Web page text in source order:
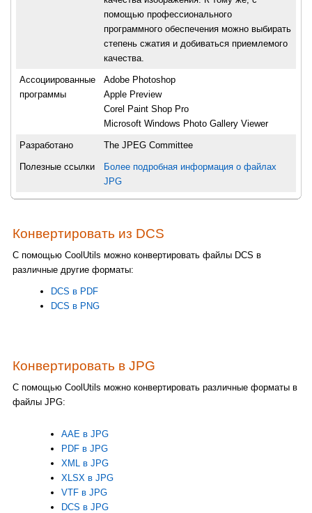
помощью профессионального
программного обеспечения можно выбирать
степень сжатия и добиваться приемлемого
качества.
Ассоциированные
программы
Adobe Photoshop
Apple Preview
Corel Paint Shop Pro
Microsoft Windows Photo Gallery Viewer
Разработано The JPEG Committee
Полезные ссылки
Более подробная информация о файлах
JPG
Конвертировать из DCS
С помощью CoolUtils можно конвертировать файлы DCS в
различные другие форматы:
DCS в PDF
DCS в PNG
Конвертировать в JPG
С помощью CoolUtils можно конвертировать различные форматы в
файлы JPG:
AAE в JPG
PDF в JPG
XML в JPG
XLSX в JPG
VTF в JPG
DCS в JPG